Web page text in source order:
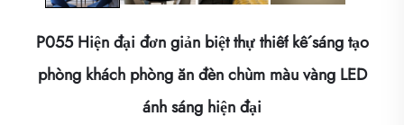
P055 Hiện đại đơn giản biệt thự thiết kế sáng tạo
phòng khách phòng ăn đèn chùm màu vàng LED
ánh sáng hiện đại